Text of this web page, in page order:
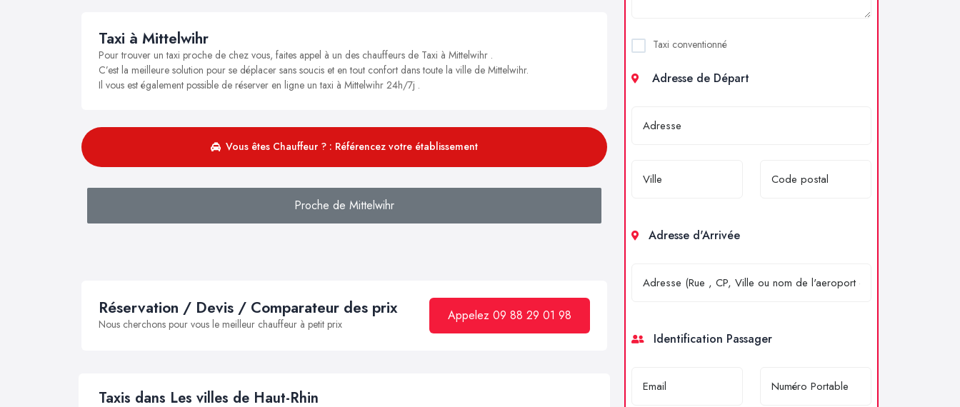
Taxi à Mittelwihr
Pour trouver un taxi proche de chez vous, faites appel à un des chauffeurs de Taxi à Mittelwihr .
C’est la meilleure solution pour se déplacer sans soucis et en tout confort dans toute la ville de Mittelwihr.
Il vous est également possible de réserver en ligne un taxi à Mittelwihr 24h/7j .
Vous êtes Chauffeur ? : Référencez votre établissement
Proche de Mittelwihr
Réservation / Devis / Comparateur des prix
Nous cherchons pour vous le meilleur chauffeur à petit prix
Appelez 09 88 29 01 98
Taxis dans Les villes de Haut-Rhin
Taxi conventionné
Adresse de Départ
Adresse d'Arrivée
Identification Passager